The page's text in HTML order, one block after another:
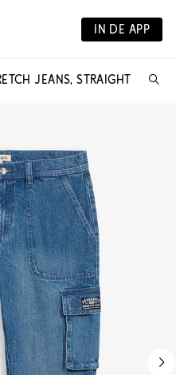
IN DE APP
JEANS, STRAIGHT